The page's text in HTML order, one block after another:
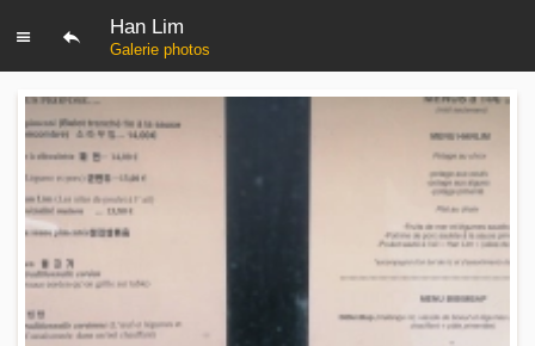
Han Lim
Galerie photos